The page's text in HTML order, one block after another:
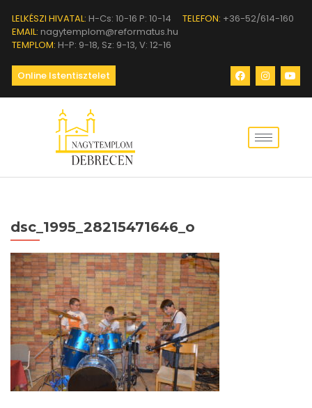
LELKÉSZI HIVATAL: H-Cs: 10-16 P: 10-14 TELEFON: +36-52/614-160
EMAIL: nagytemplom@reformatus.hu
TEMPLOM: H-P: 9-18, Sz: 9-13, V: 12-16
Online Istentisztelet
dsc_1995_28215471646_o